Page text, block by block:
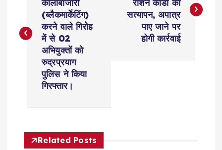
t
कालाबाजारी
(ब्लैकमार्केटिंग)
करने वाले गिरोह
में से 02
अभियुक्तों को
रुद्रप्रयाग
पुलिस ने किया
गिरफ्तार।
राशन कार्डों का
सत्यापन, अपात्र
पाए जाने पर
होगी कार्रवाई
Related Posts